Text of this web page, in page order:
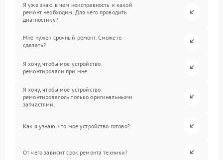
Я уже знаю в чем неисправность и какой
ремонт необходим. Для чего проводить
диагностику?
Мне нужен срочный ремонт. Сможете
сделать?
Я хочу, чтобы мое устройство
ремонтировали при мне.
Я хочу, чтобы мое устройство
ремонтировалось только оригинальными
запчастями.
Как я узнаю, что мое устройство готово?
От чего зависит срок ремонта техники?